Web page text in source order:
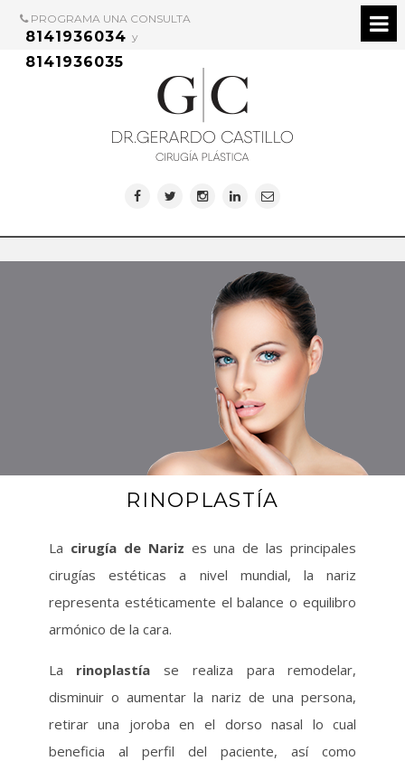
PROGRAMA UNA CONSULTA
8141936034 y
8141936035
RINOPLASTÍA
La cirugía de Nariz es una de las principales
cirugías estéticas a nivel mundial, la nariz
representa estéticamente el balance o equilibro
armónico de la cara.
La rinoplastía se realiza para remodelar,
disminuir o aumentar la nariz de una persona,
retirar una joroba en el dorso nasal lo cual
beneficia al perfil del paciente, así como